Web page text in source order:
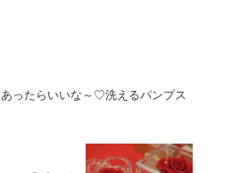
あったらいいな～♡洗えるパンプス